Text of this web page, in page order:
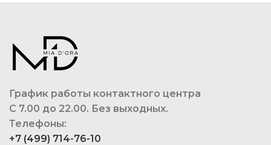
График работы контактного центра
С 7.00 до 22.00. Без выходных.
Телефоны:
+7 (499) 714-76-10